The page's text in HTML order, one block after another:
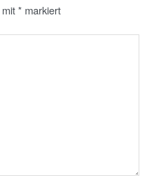
* markiert